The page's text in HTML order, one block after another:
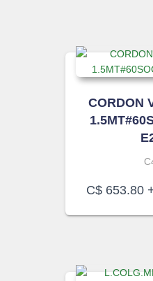
CORDON
C$ 653.80